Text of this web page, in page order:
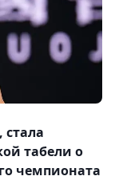
стала
табели о
чемпионата